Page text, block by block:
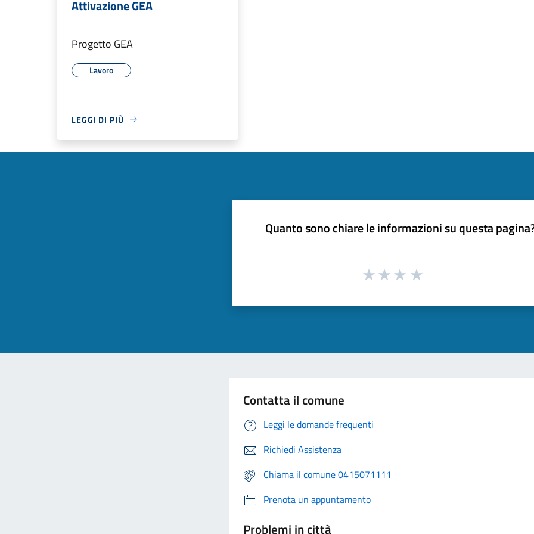
Attivazione GEA
Progetto GEA
Lavoro
LEGGI DI PIÙ
Quanto sono chiare le informazioni su questa
Contatta il comune
Leggi le domande frequenti
Richiedi Assistenza
Chiama il comune 0415071111
Prenota un appuntamento
Problemi in città